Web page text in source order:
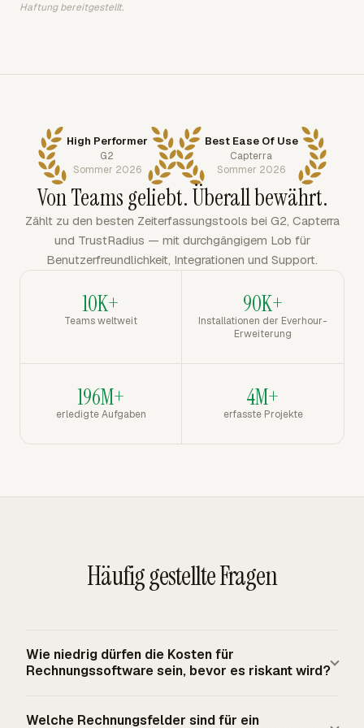
Haftung bereitgestellt.
High Performer
G2
Sommer 2026
Best Ease Of Use
Capterra
Sommer 2026
Von Teams geliebt. Überall bewährt.
Zählt zu den besten Zeiterfassungstools bei G2, Capterra
und TrustRadius — mit durchgängigem Lob für
Benutzerfreundlichkeit, Integrationen und Support.
10K+
Teams weltweit
90K+
Installationen der Everhour-
Erweiterung
196M+
erledigte Aufgaben
4M+
erfasste Projekte
Häufig gestellte Fragen
Wie niedrig dürfen die Kosten für
Rechnungssoftware sein, bevor es riskant wird?
Welche Rechnungsfelder sind für ein